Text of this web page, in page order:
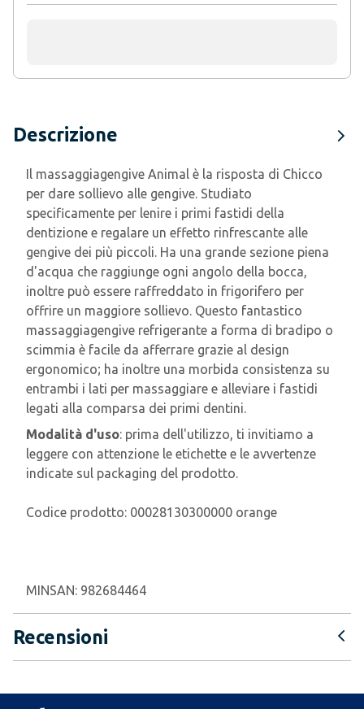
Descrizione
Il massaggiagengive Animal è la risposta di Chicco
per dare sollievo alle gengive. Studiato
specificamente per lenire i primi fastidi della
dentizione e regalare un effetto rinfrescante alle
gengive dei più piccoli. Ha una grande sezione piena
d'acqua che raggiunge ogni angolo della bocca,
inoltre può essere raffreddato in frigorifero per
offrire un maggiore sollievo. Questo fantastico
massaggiagengive refrigerante a forma di bradipo o
scimmia è facile da afferrare grazie al design
ergonomico; ha inoltre una morbida consistenza su
entrambi i lati per massaggiare e alleviare i fastidi
legati alla comparsa dei primi dentini.
Modalità d'uso: prima dell'utilizzo, ti invitiamo a
leggere con attenzione le etichette e le avvertenze
indicate sul packaging del prodotto.
Codice prodotto: 00028130300000 orange
MINSAN: 982684464
Recensioni